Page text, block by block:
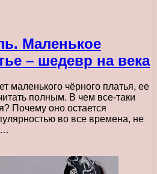
Маленькое
– шедевр на века
маленького чёрного платья, ее
полным. В чем все-таки
Почему оно остается
во все времена, не